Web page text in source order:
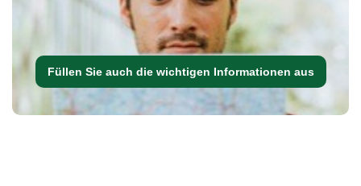
Füllen Sie auch die wichtigen Informationen aus